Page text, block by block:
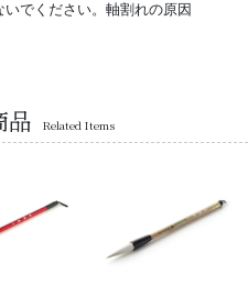
でください。軸割れの原因
品 Related Items